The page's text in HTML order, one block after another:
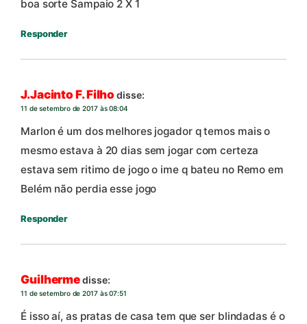
boa sorte Sampaio 2 X 1
Responder
J.Jacinto F. Filho disse:
11 de setembro de 2017 às 08:04
Marlon é um dos melhores jogador q temos mais o
mesmo estava à 20 dias sem jogar com certeza
estava sem ritimo de jogo o ime q bateu no Remo em
Belém não perdia esse jogo
Responder
Guilhermedisse:
11 de setembro de 2017 às 07:51
É isso aí, as pratas de casa tem que ser blindadas é o